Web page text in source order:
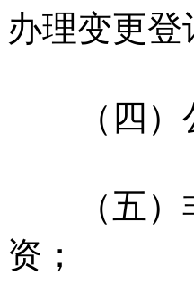
办理变更登
（四）公
（五）非
资；